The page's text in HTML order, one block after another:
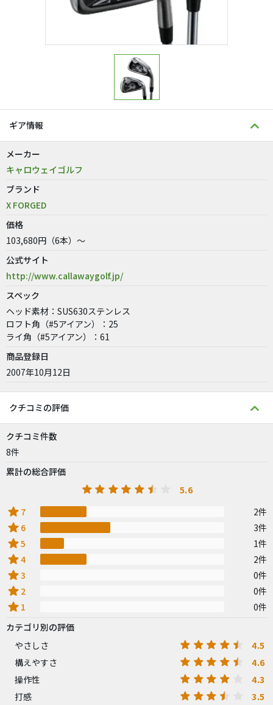
ギア情報
メーカー
キャロウェイゴルフ
ブランド
X FORGED
価格
103,680円（6本）～
公式サイト
http://www.callawaygolf.jp/
スペック
ヘッド素材：SUS630ステンレス
ロフト角（#5アイアン）：25
ライ角（#5アイアン）：61
商品登録日
2007年10月12日
クチコミの評価
クチコミ件数
8件
累計の総合評価
5.6
star 7 2件
star 6 3件
star5 1件
star4 2件
star3 0件
star 2 0件
star 1
0件
カテゴリ別の評価
やさしさ
4.5
構えやすさ 4.6
操作性 4.3
打感 3.5